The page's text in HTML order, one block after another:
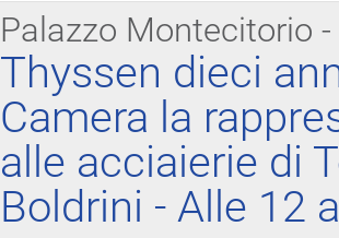
Palazzo Montecitorio
Thyssen dieci
Camera la
alle acciaierie di
Boldrini - Alle 12